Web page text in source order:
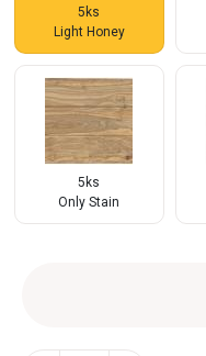
5ks
Light Honey
5ks
Only Stain